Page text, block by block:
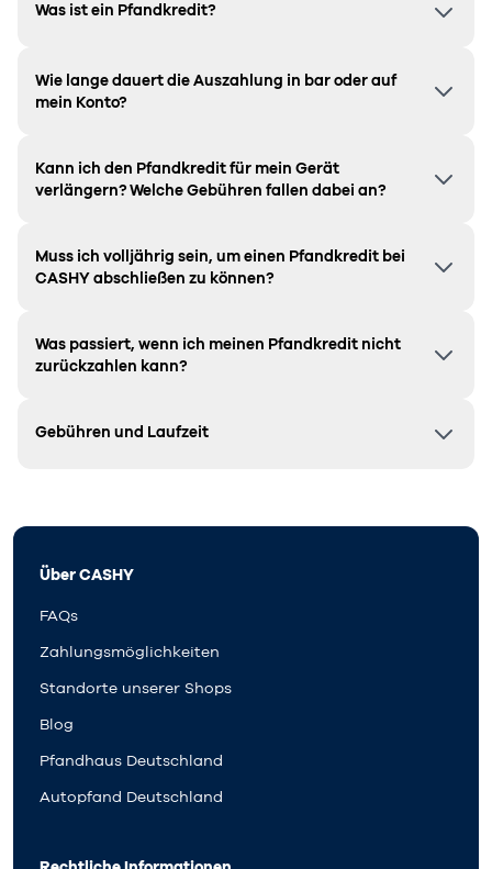
Was ist ein Pfandkredit?
Wie lange dauert die Auszahlung in bar oder auf
mein Konto?
Kann ich den Pfandkredit für mein Gerät
verlängern? Welche Gebühren fallen dabei an?
Muss ich volljährig sein, um einen Pfandkredit bei
CASHY abschließen zu können?
Was passiert, wenn ich meinen Pfandkredit nicht
zurückzahlen kann?
Gebühren und Laufzeit
Über CASHY
FAQs
Zahlungsmöglichkeiten
Standorte unserer Shops
Blog
Pfandhaus Deutschland
Autopfand Deutschland